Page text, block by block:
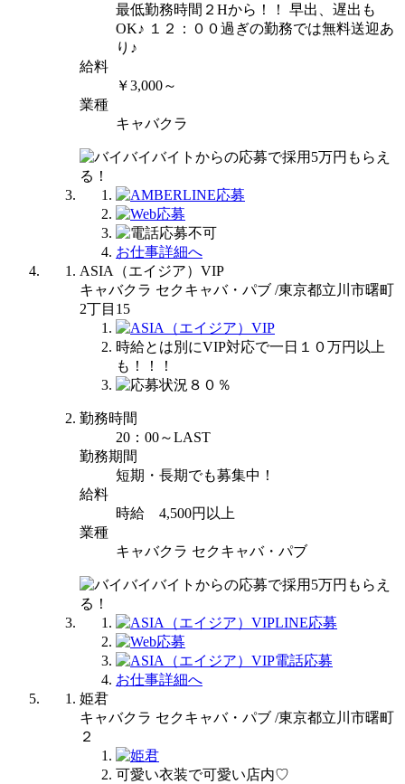
最低勤務時間２Hから！！ 早出、遅出も
OK♪ １２：００過ぎの勤務では無料送迎あ
り♪
給料
￥3,000～
業種
キャバクラ
お仕事詳細へ
ASIA（エイジア）VIP
キャバクラ セクキャバ・パブ /東京都立川市曙町
2丁目15
時給とは別にVIP対応で一日１０万円以上
も！！！
勤務時間
20：00～LAST
勤務期間
短期・長期でも募集中！
給料
時給 4,500円以上
業種
キャバクラ セクキャバ・パブ
お仕事詳細へ
姫君
キャバクラ セクキャバ・パブ /東京都立川市曙町
２
可愛い衣装で可愛い店内♡